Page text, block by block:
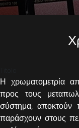
Η χρωματομετρία
προς τους
σύστημα, αποκτούν
παράσχουν στους